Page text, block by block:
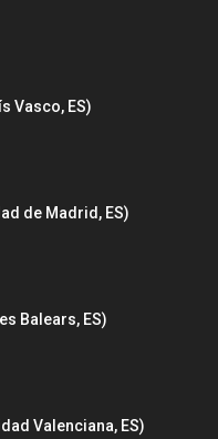
Vasco, ES)
de Madrid, ES)
Balears, ES)
Valenciana, ES)